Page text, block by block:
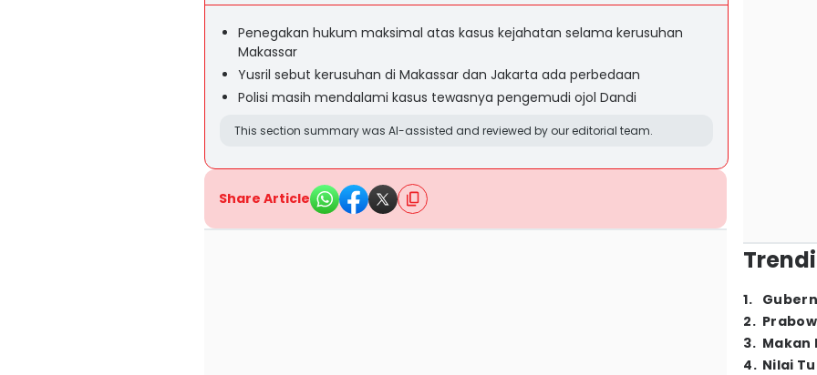
Penegakan hukum maksimal atas kasus kejahatan selama kerusuhan
Makassar
Yusril sebut kerusuhan di Makassar dan Jakarta ada perbedaan
Polisi masih mendalami kasus tewasnya pengemudi ojol Dandi
This section summary was AI-assisted and reviewed by our editorial team.
Share Article
1.
2.
3. Makan
4. Nilai